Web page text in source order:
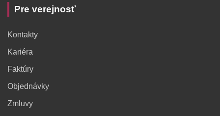
Pre verejnosť
Kontakty
Kariéra
Faktúry
Objednávky
Zmluvy